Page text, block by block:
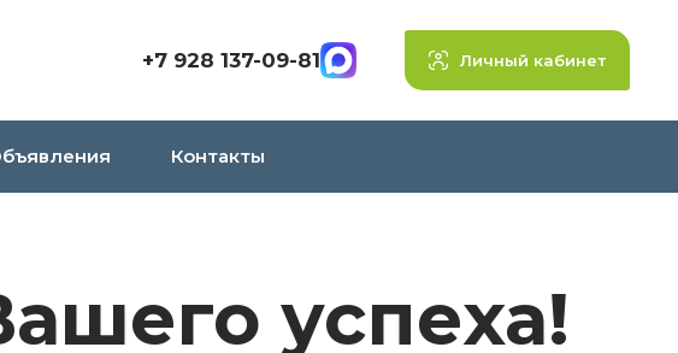
+7 928 137-09-81 Личный кабинет
Контакты
успеха!